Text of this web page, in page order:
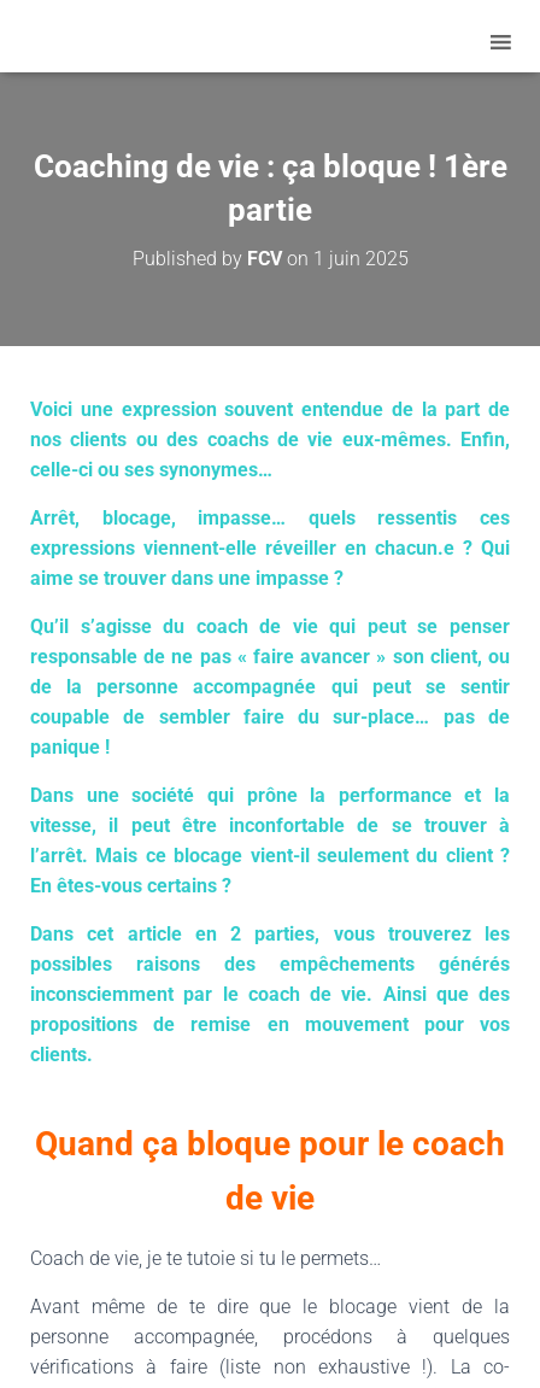
Coaching de vie : ça bloque ! 1ère
partie
Published by FCVon 1 juin 2025
Voici une expression souvent entendue de la part de
nos clients ou des coachs de vie eux-mêmes. Enfin,
celle-ci ou ses synonymes…
Arrêt, blocage, impasse… quels ressentis ces
expressions viennent-elle réveiller en chacun.e ? Qui
aime se trouver dans une impasse ?
Qu’il s’agisse du coach de vie qui peut se penser
responsable de ne pas « faire avancer » son client, ou
de la personne accompagnée qui peut se sentir
coupable de sembler faire du sur-place… pas de
panique !
Dans une société qui prône la performance et la
vitesse, il peut être inconfortable de se trouver à
l’arrêt. Mais ce blocage vient-il seulement du client ?
En êtes-vous certains ?
Dans cet article en 2 parties, vous trouverez les
possibles raisons des empêchements générés
inconsciemment par le coach de vie. Ainsi que des
propositions de remise en mouvement pour vos
clients.
Quand ça bloque pour le coach
de vie
Coach de vie, je te tutoie si tu le permets…
Avant même de te dire que le blocage vient de la
personne accompagnée, procédons à quelques
vérifications à faire (liste non exhaustive !). La co-